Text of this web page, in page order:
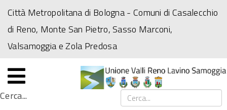
Città Metropolitana di Bologna- Comuni di Casalecchio
di Reno, Monte San Pietro, Sasso Marconi,
Valsamoggia e Zola Predosa
Cerca...